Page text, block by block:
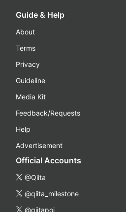
Guide & Help
About
Terms
Privacy
Guideline
Media Kit
Feedback/Requests
Help
Advertisement
Official Accounts
@Qiita
@qiita_milestone
@qiitapoi